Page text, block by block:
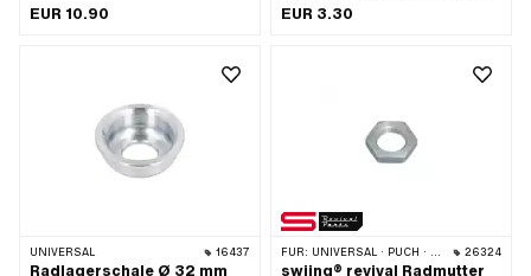
EUR 10.90
Mutter · Antrieb: Aussensechskant ·
(Gewinde): 12 mm · Festigkeitsklasse:
EUR 3.30
UNIVERSAL 16437
Radlagerschale Ø 32 mm
FÜR: UNIVERSAL · PUCH · SACHS · TOMOS 26324
swiing® revival Radmutter